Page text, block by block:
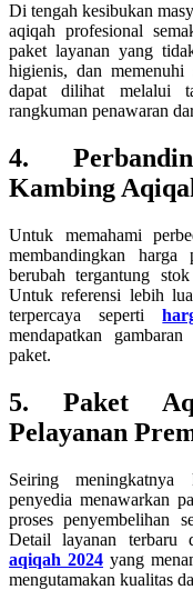
Di tengah kesibukan
aqiqah profesional
paket layanan yang
higienis, dan
dapat dilihat melalui
rangkuman penawaran
4.
Kambing
Untuk memahami
membandingkan
berubah tergantung
Untuk referensi lebih
terpercaya seperti
mendapatkan
paket.
5. Paket
Pelayanan
Seiring meningkatnya
penyedia menawarkan
proses penyembelihan
Detail layanan terbaru
aqiqah 2024 yang
mengutamakan kualitas